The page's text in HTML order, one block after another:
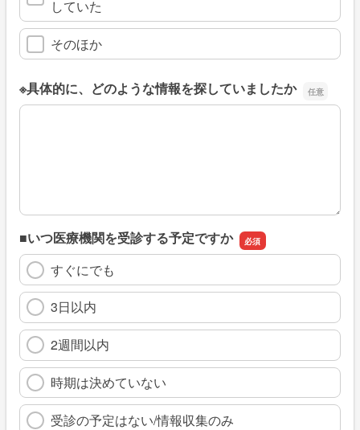
していた
そのほか
※具体的に、どのような情報を探していましたか
※具体的に、どのような情報を探していましたか
■いつ医療機関を受診する予定ですか
すぐにでも
3日以内
2週間以内
時期は決めていない
受診の予定はない/情報収集のみ